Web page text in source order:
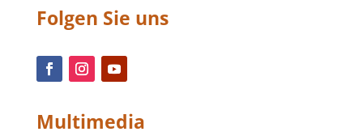
Folgen Sie uns
Multimedia